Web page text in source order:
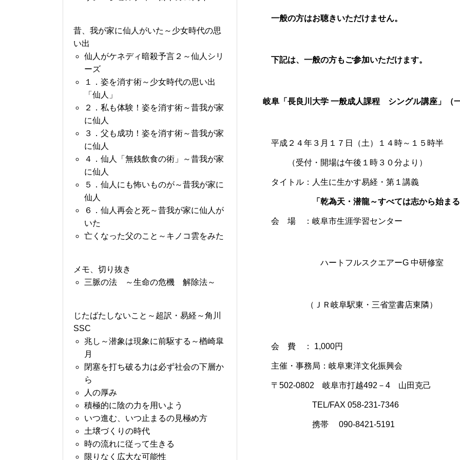
一般の方はお聴きいただけません。
下記は、一般の方もご参加いただけます。
岐阜「長良川大学 一般成人課程 シングル講座」（一
平成２４年３月１７日（土）１４時～１５時半
（受付・開場は午後１時３０分より）
タイトル：人生に生かす易経・第１講義
「乾為天・潜龍～すべては志から始まる
会 場 ：岐阜市生涯学習センター
ハートフルスクエアーG 中研修室
（ＪＲ岐阜駅東・三省堂書店東隣）
会 費 ： 1,000円
主催・事務局：岐阜東洋文化振興会
〒502-0802 岐阜市打越492－4 山田克己
TEL/FAX 058-231-7346
携帯 090-8421-5191
昔、我が家に仙人がいた～少女時代の思
い出
仙人がケネディ暗殺予言２～仙人シリ
ーズ
１．姿を消す術～少女時代の思い出
「仙人」
２．私も体験！姿を消す術～昔我が家
に仙人
３．父も成功！姿を消す術～昔我が家
に仙人
４．仙人「無銭飲食の術」～昔我が家
に仙人
５．仙人にも怖いものが～昔我が家に
仙人
６．仙人再会と死～昔我が家に仙人が
いた
亡くなった父のこと～キノコ雲をみた
メモ、切り抜き
三脈の法 ～生命の危機 解除法～
じたばたしないこと～超訳・易経～角川
SSC
兆し～潜象は現象に前駆する～楢崎皐
月
閉塞を打ち破る力は必ず社会の下層か
ら
人の厚み
積極的に陰の力を用いよう
いつ進む、いつ止まるの見極め方
土壌づくりの時代
時の流れに従って生きる
限りなく広大な可能性